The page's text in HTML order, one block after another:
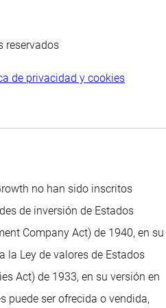
reservados
de privacidad y cookies
no han sido inscritos
de inversión de Estados
Company Act) de 1940, en su
la Ley de valores de Estados
Act) de 1933, en su versión en
puede ser ofrecida o vendida,